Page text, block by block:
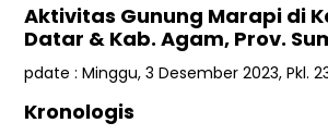
Aktivitas Gunung Marapi di
Datar & Kab. Agam, Prov.
pdate : Minggu, 3 Desember 2023, Pkl.
Kronologis